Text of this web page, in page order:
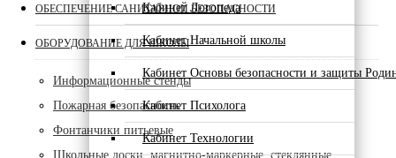
Кабинет Логопеда
Кабинет Начальной школы
Кабинет Основы безопасности и защиты
Кабинет Психолога
Кабинет Технологии
ОБЕСПЕЧЕНИЕ САНИТАРНОЙ БЕЗОПАСНОСТИ
ОБОРУДОВАНИЕ ДЛЯ ШКОЛЫ
Информационные стенды
Пожарная безопасность
Фонтанчики питьевые
Школьные доски, магнитно-маркерные, стеклянные